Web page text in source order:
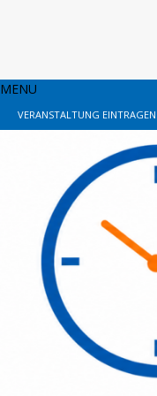
MENU
VERANSTALTUNG EINTRAGEN